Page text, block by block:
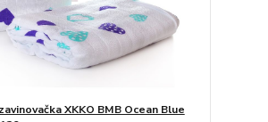
XKKO BMB Ocean Blue